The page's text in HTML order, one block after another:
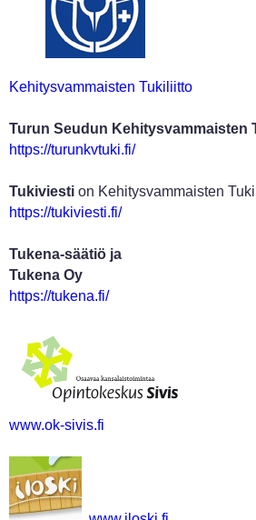
Kehitysvammaisten Tukiliitto
Turun Seudun Kehitysvammaisten
https://turunkvtuki.fi/
Tukiviesti on Kehitysvammaisten
https://tukiviesti.fi/
Tukena-säätiö ja
Tukena Oy
https://tukena.fi/
www.ok-sivis.fi